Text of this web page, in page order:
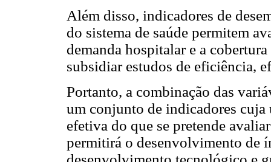
Além disso, indicadores de
do sistema de saúde permitem
demanda hospitalar e a
subsidiar estudos de eficiência,
Portanto, a combinação das
um conjunto de indicadores cuja
efetiva do que se pretende
permitirá o desenvolvimento de